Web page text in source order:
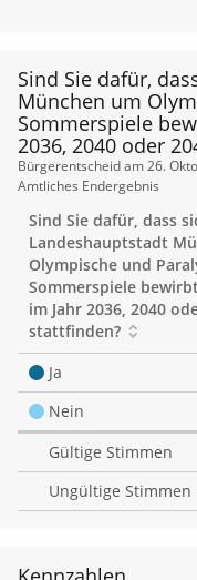
Sind Sie dafür,
München um
Sommerspiele
2036, 2040 oder
Sind
Sie
dafür,
dass
sich
die
München
um
Olympische
Bürgerentscheid am 26.
Amtliches Endergebnis
Sind Sie dafür, dass
Landeshauptstadt
Olympische und
Sommerspiele
im Jahr 2036, 2040
stattfinden?
Ja
Nein
Gültige Stimmen
Ungültige Stimmen